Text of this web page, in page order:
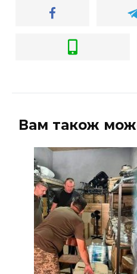
Вам також